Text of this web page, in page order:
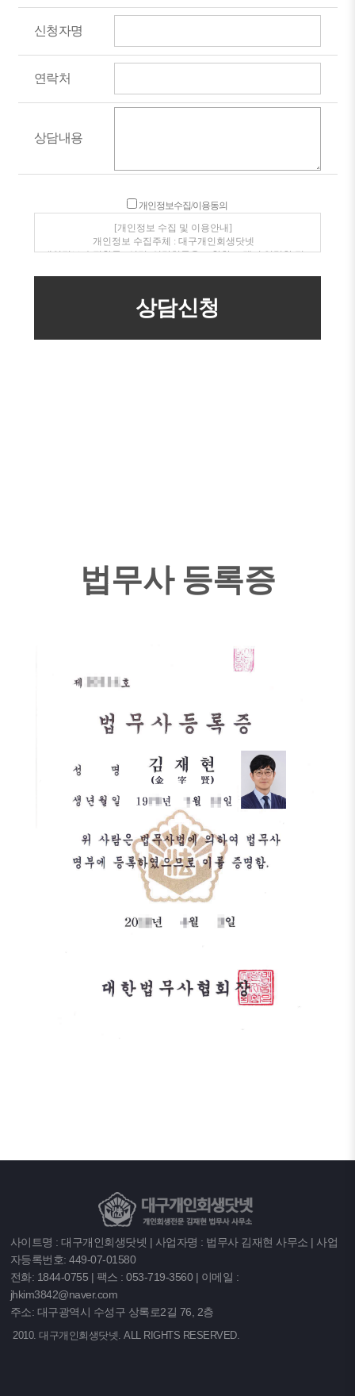
신청자명
연락처
상담내용
개인정보수집/이용동의
[개인정보 수집 및 이용안내]
개인정보 수집주체 : 대구개인회생닷넷
개인정보 수집항목 : 성명, 연락처등을 포함한 고객이 입력한 정
개인정보보유/이용기간 : 수집일로부터 1년(고객동의 철회시
지체없이 파기)
법무사 등록증
사이트명 : 대구개인회생닷넷 | 사업자명 : 법무사 김재현 사무소 | 사업
자등록번호: 449-07-01580
전화: 1844-0755 | 팩스 : 053-719-3560 | 이메일 :
jhkim3842@naver.com
주소: 대구광역시 수성구 상록로2길 76, 2층
2010. 대구개인회생닷넷. ALL RIGHTS RESERVED.